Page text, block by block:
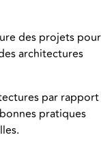
des projets pour
architectures
par rapport
pratiques